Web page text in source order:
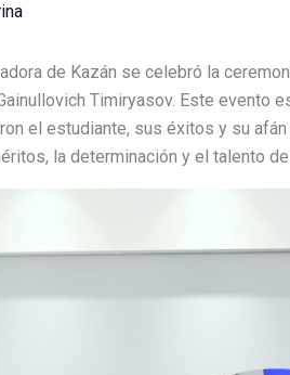
de Kazán se celebró la
Timiryasov. Este evento
el estudiante, sus éxitos y su
la determinación y el talento